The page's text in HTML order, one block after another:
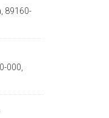
89160-
000,